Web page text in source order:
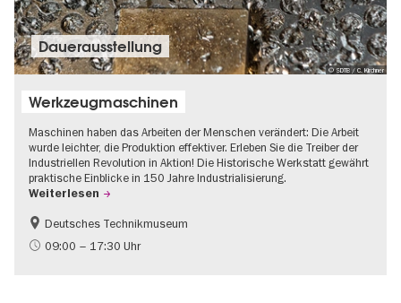
© SDTB / C. Kirchner
Dauer­aus­stel­lung
Werkzeugmaschinen
Maschinen haben das Arbeiten der Menschen verändert: Die Arbeit
wurde leichter, die Produktion effektiver. Erleben Sie die Treiber der
Industriellen Revolution in Aktion! Die Historische Werkstatt gewährt
praktische Einblicke in 150 Jahre Industrialisierung.
Weiterlesen
Geschichte
Deutsches Technikmuseum
09:00 – 17:30 Uhr